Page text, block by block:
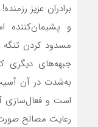
برادران عزیز
و پشیمان‌کننده
مسدود کردن تنگه
جبهه‌های دیگری
به‌شدت در آن
است و فعال‌سازی
رعایت مصالح